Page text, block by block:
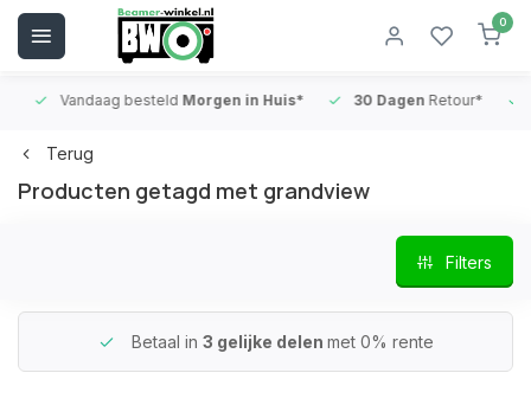
0
Vandaag besteldMorgen in Huis* 30 DagenRetour*
Terug
Producten getagd met grandview
Filters
Betaal in 3 gelijke delen met 0% rente